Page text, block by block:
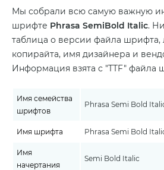
Мы собрали всю самую важную
шрифте Phrasa SemiBold Italic.
таблица о версии файла шрифта,
копирайта, имя дизайнера и
Информация взята с "TTF" файла
Имя семейства
шрифтов
Phrasa Semi Bold
Имя шрифта Phrasa Semi Bold
Имя
начертания
Semi Bold Italic